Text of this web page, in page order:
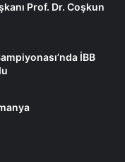
Prof. Dr. Coşkun
İBB